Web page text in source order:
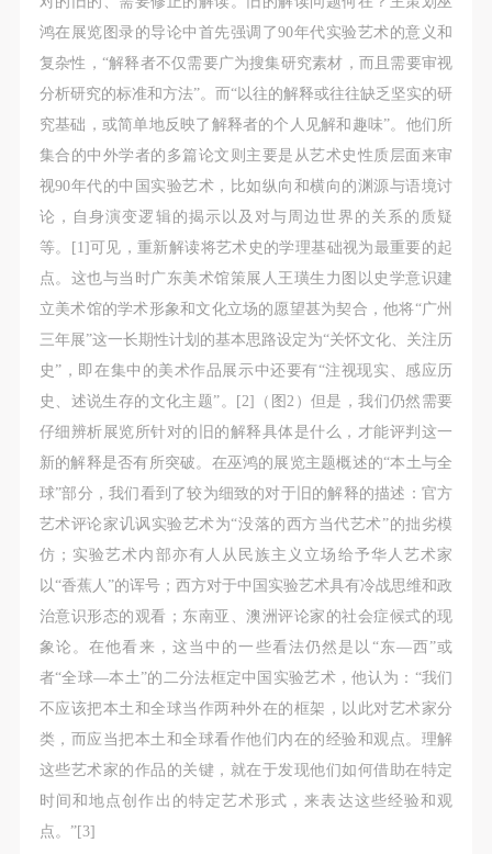
鸿在展览图录的导论中首先强调了90年代实验艺术的意义和
复杂性，“解释者不仅需要广为搜集研究素材，而且需要审视
分析研究的标准和方法”。而“以往的解释或往往缺乏坚实的研
究基础，或简单地反映了解释者的个人见解和趣味”。他们所
集合的中外学者的多篇论文则主要是从艺术史性质层面来审
视90年代的中国实验艺术，比如纵向和横向的渊源与语境讨
论，自身演变逻辑的揭示以及对与周边世界的关系的质疑
等。[1]可见，重新解读将艺术史的学理基础视为最重要的起
点。这也与当时广东美术馆策展人王璜生力图以史学意识建
立美术馆的学术形象和文化立场的愿望甚为契合，他将“广州
三年展”这一长期性计划的基本思路设定为“关怀文化、关注历
史”，即在集中的美术作品展示中还要有“注视现实、感应历
史、述说生存的文化主题”。[2]（图2）但是，我们仍然需要
仔细辨析展览所针对的旧的解释具体是什么，才能评判这一
新的解释是否有所突破。在巫鸿的展览主题概述的“本土与全
球”部分，我们看到了较为细致的对于旧的解释的描述：官方
艺术评论家讥讽实验艺术为“没落的西方当代艺术”的拙劣模
仿；实验艺术内部亦有人从民族主义立场给予华人艺术家
以“香蕉人”的诨号；西方对于中国实验艺术具有冷战思维和政
治意识形态的观看；东南亚、澳洲评论家的社会症候式的现
象论。在他看来，这当中的一些看法仍然是以“东—西”或
者“全球—本土”的二分法框定中国实验艺术，他认为：“我们
不应该把本土和全球当作两种外在的框架，以此对艺术家分
类，而应当把本土和全球看作他们内在的经验和观点。理解
这些艺术家的作品的关键，就在于发现他们如何借助在特定
时间和地点创作出的特定艺术形式，来表达这些经验和观
点。”[3]
当承当相应的全部责任，并主动赔偿相应的经济损
失。活动中任何非事故当事人及美术馆将不承担人身
事故的任何责任。
中央美术学院美术馆肖像权许可使用协议
根据《中华人民共和国广告法》、《中华人民共和国
民法通则》以及 最高人民法院关于贯彻执行 《中华
人民共和国民法通则》若干问题的意见（试行）>的
有关规定，为明确肖像许可方（甲方）和使用方（乙
方）的权利义务关系，经双方友好协商，甲乙双方就
带有甲方肖像的作品的使用达成如下一致协议：
一、 一般约定
（1）、甲方为本协议中的肖像权人，自愿将自己的
肖像权许可乙方作符合本协议约定和法律规定的用
途。
（2）、乙方中央美术学院美术馆是一所具有标志
性、专业性、国际化的现代公共美术馆。中央美术学
院美术馆与时代同行，努力塑造一个开放、自由、学
术的空间氛围，竭诚与各单位、企业、机构、艺术家
和观众进行良好互动。以学院的学术研究为基础，积
极策划国际、国内多视角、多领域的展览、论坛及公
共教育活动，为美院师生、中外艺术家以及社会公众
提供一个交流、学习、展示的平台。作为一家公益性
单位，其开展的公共教育活动以学术性和公益性为
主。
（3）、乙方为甲方拍摄中央美术学院公共教育部所
有公教活动。
二、拍摄内容、使用形式、使用地域范围
（1）、拍摄内容 乙方拍摄的带有甲方肖像的作品内
当承当相应的全部责任，并主动赔偿相应的经济损
失。活动中任何非事故当事人及美术馆将不承担人身
事故的任何责任。
中央美术学院美术馆肖像权许可使用协议
根据《中华人民共和国广告法》、《中华人民共和国
民法通则》以及 最高人民法院关于贯彻执行 《中华
人民共和国民法通则》若干问题的意见（试行）>的
有关规定，为明确肖像许可方（甲方）和使用方（乙
方）的权利义务关系，经双方友好协商，甲乙双方就
带有甲方肖像的作品的使用达成如下一致协议：
一、 一般约定
（1）、甲方为本协议中的肖像权人，自愿将自己的
肖像权许可乙方作符合本协议约定和法律规定的用
途。
（2）、乙方中央美术学院美术馆是一所具有标志
性、专业性、国际化的现代公共美术馆。中央美术学
院美术馆与时代同行，努力塑造一个开放、自由、学
术的空间氛围，竭诚与各单位、企业、机构、艺术家
和观众进行良好互动。以学院的学术研究为基础，积
极策划国际、国内多视角、多领域的展览、论坛及公
共教育活动，为美院师生、中外艺术家以及社会公众
提供一个交流、学习、展示的平台。作为一家公益性
单位，其开展的公共教育活动以学术性和公益性为
主。
（3）、乙方为甲方拍摄中央美术学院公共教育部所
有公教活动。
二、拍摄内容、使用形式、使用地域范围
（1）、拍摄内容 乙方拍摄的带有甲方肖像的作品内
当承当相应的全部责任，并主动赔偿相应的经济损
失。活动中任何非事故当事人及美术馆将不承担人身
事故的任何责任。
中央美术学院美术馆肖像权许可使用协议
根据《中华人民共和国广告法》、《中华人民共和国
民法通则》以及 最高人民法院关于贯彻执行 《中华
人民共和国民法通则》若干问题的意见（试行）>的
有关规定，为明确肖像许可方（甲方）和使用方（乙
方）的权利义务关系，经双方友好协商，甲乙双方就
带有甲方肖像的作品的使用达成如下一致协议：
一、 一般约定
（1）、甲方为本协议中的肖像权人，自愿将自己的
肖像权许可乙方作符合本协议约定和法律规定的用
途。
（2）、乙方中央美术学院美术馆是一所具有标志
性、专业性、国际化的现代公共美术馆。中央美术学
院美术馆与时代同行，努力塑造一个开放、自由、学
术的空间氛围，竭诚与各单位、企业、机构、艺术家
和观众进行良好互动。以学院的学术研究为基础，积
极策划国际、国内多视角、多领域的展览、论坛及公
共教育活动，为美院师生、中外艺术家以及社会公众
提供一个交流、学习、展示的平台。作为一家公益性
单位，其开展的公共教育活动以学术性和公益性为
主。
（3）、乙方为甲方拍摄中央美术学院公共教育部所
有公教活动。
二、拍摄内容、使用形式、使用地域范围
（1）、拍摄内容 乙方拍摄的带有甲方肖像的作品内